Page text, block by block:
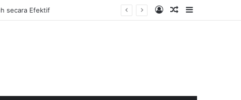
Log InRandom Article
Sidebar